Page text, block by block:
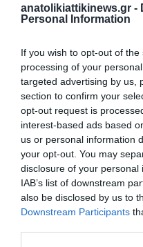
anatolikiattikinews.gr -
Personal Information
If you wish to opt-out of
processing of your
targeted advertising by us,
section to confirm your
opt-out request is
interest-based ads based
us or personal information
your opt-out. You may
disclosure of your
IAB’s list of downstream
also be disclosed by us to
Downstream Participants
Καμπανάκι κινδύνου από
αποθήκευση μπαταριών